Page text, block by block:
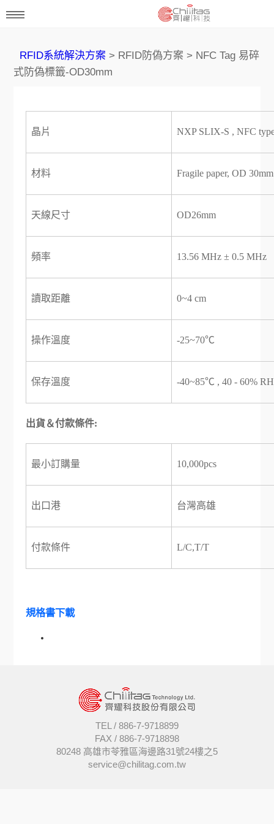
RFID系統解決方案 > RFID防偽方案 > NFC Tag 易碎
式防偽標籤-OD30mm
晶片 NXP SLIX-S , NFC
材料 Fragile paper, OD 30mm
天線尺寸 OD26mm
頻率 13.56 MHz ± 0.5 MHz
讀取距離 0~4 cm
操作溫度 -25~70℃
保存溫度 -40~85℃ , 40 - 60% RH
出貨＆付款條件:
最小訂購量 10,000pcs
出口港 台灣高雄
付款條件 L/C,T/T
規格書下載
TEL / 886-7-9718899
FAX / 886-7-9718898
80248 高雄市苓雅區海邊路31號24樓之5
service@chilitag.com.tw